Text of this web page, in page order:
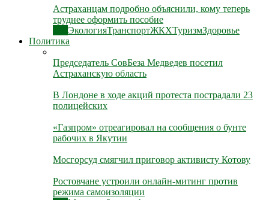
Астраханцам подробно объяснили, кому теперь
труднее оформить пособие
ЭкологияТранспортЖКХТуризмЗдоровье
Политика
Председатель СовБеза Медведев посетил
Астраханскую область
В Лондоне в ходе акций протеста пострадали 23
полицейских
«Газпром» отреагировал на сообщения о бунте
рабочих в Якутии
Мосгорсуд смягчил приговор активисту Котову
Ростовчане устроили онлайн-митинг против
режима самоизоляции